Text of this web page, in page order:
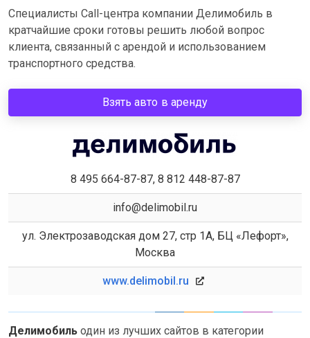
Специалисты Call-центра компании Делимобиль в
кратчайшие сроки готовы решить любой вопрос
клиента, связанный с арендой и использованием
транспортного средства.
Взять авто в аренду
8 495 664-87-87, 8 812 448-87-87
info@delimobil.ru
ул. Электрозаводская дом 27, стр 1А, БЦ «Лефорт»,
Москва
www.delimobil.ru
Делимобиль один из лучших сайтов в категории